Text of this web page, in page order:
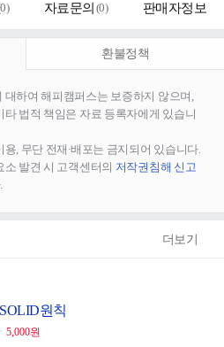
0) 자료문의 (0) 판매자정보
환불정책
대하여 해피캠퍼스는 보증하지 않으며,
법적 책임은 자료 등록자에게 있습니
, 무단 전재∙배포는 금지되어 있습니다.
발견 시 고객센터의 저작권침해 신고
더보기
원칙
5,000원